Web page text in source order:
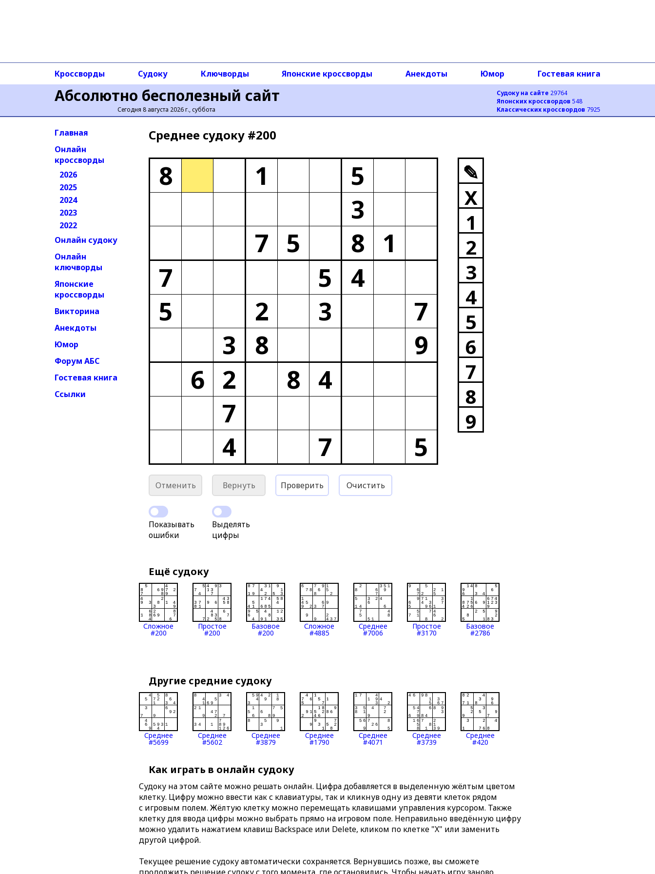
Абсолютно бесполезный сайт
Сегодня 8 августа 2026 г., суббота
Судоку на сайте 29764
Японских кроссвордов 548
Классических кроссвордов 7925
Кроссворды Судоку Ключворды Японские кроссворды Анекдоты Юмор Гостевая книга
Главная
Онлайн
кроссворды
2026
2025
2024
2023
2022
Онлайн судоку
Онлайн
ключворды
Японские
кроссворды
Викторина
Анекдоты
Юмор
Форум АБС
Гостевая книга
Ссылки
Среднее cудоку #200
8 1
5
3
7 5 8
1
7
5
4
5
2 3
7
3
8
9
6 2 8 4
7
4
7 5
✎
X
1
2
3
4
5
6
7
8
9
Отменить Вернуть Проверить Очистить
Показывать
ошибки
Выделять
цифры
Ещё судоку
Сложное
#200
Простое
#200
Базовое
#200
Сложное
#4885
Среднее
#7006
Простое
#3170
Базовое
#2786
Другие средние судоку
Среднее
#5699
Среднее
#5602
Среднее
#3879
Среднее
#1790
Среднее
#4071
Среднее
#3739
Среднее
#420
Как играть в онлайн судоку
Судоку на этом сайте можно решать онлайн. Цифра добавляется в выделенную жёлтым цветом
клетку. Цифру можно ввести как с клавиатуры, так и кликнув одну из девяти клеток рядом
с игровым полем. Жёлтую клетку можно перемещать клавишами управления курсором. Также
клетку для ввода цифры можно выбрать прямо на игровом поле. Неправильно введённую цифру
можно удалить нажатием клавиш Backspace или Delete, кликом по клетке "X" или заменить
другой цифрой.
Текущее решение судоку автоматически сохраняется. Вернувшись позже, вы сможете